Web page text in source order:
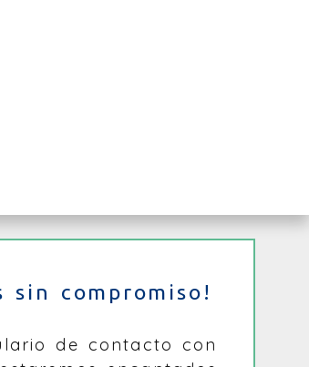
sin compromiso!
de contacto con